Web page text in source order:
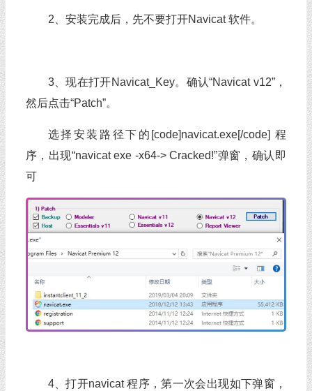
2、安装完成后，先不要打开Navicat 软件。
3、现在打开Navicat_Key。确认“Navicat v12”，
然后点击“Patch”。
选择安装路径下的[code]navicat.exe[/code] 程
序，出现“navicat exe -x64-> Cracked!”弹窗，确认即
可
4、打开navicat 程序，第一次会出现如下弹窗，